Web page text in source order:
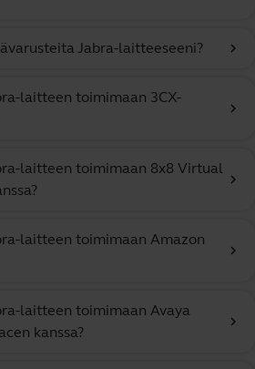
Jabra-laitteeseeni? chevron_right
laitteen toimimaan 3CX-
chevron_right
laitteen toimimaan 8x8 Virtual
chevron_right
laitteen toimimaan Amazon
chevron_right
laitteen toimimaan Avaya
kanssa?
chevron_right